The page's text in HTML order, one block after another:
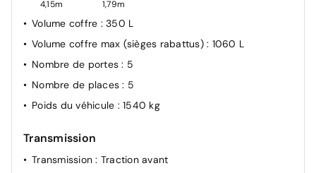
4,15m 1,79m
Volume coffre : 350 L
Volume coffre max (sièges rabattus) : 1060 L
Nombre de portes: 5
Nombre de places: 5
Poids du véhicule : 1540 kg
Transmission
Transmission: Traction avant